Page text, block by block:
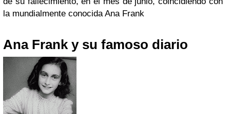
la mundialmente conocida Ana Frank
Ana Frank y su famoso diario